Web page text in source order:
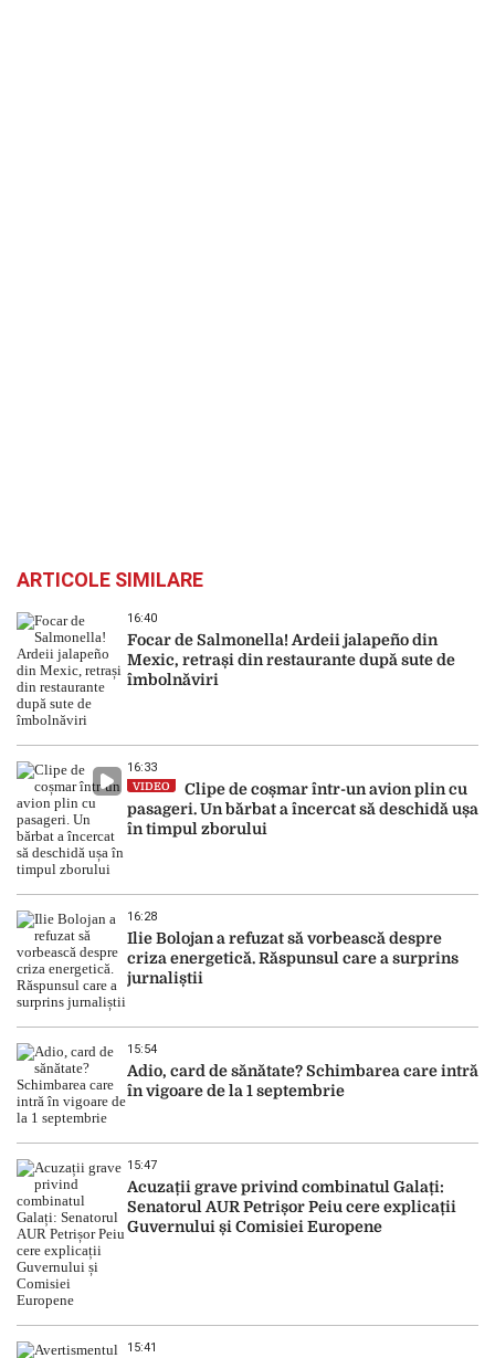
ARTICOLE SIMILARE
16:40
Focar de Salmonella! Ardeii jalapeño din
Mexic, retrași din restaurante după sute de
îmbolnăviri
16:33
VIDEO
Clipe de coșmar într-un avion plin cu
pasageri. Un bărbat a încercat să deschidă ușa
în timpul zborului
16:28
Ilie Bolojan a refuzat să vorbească despre
criza energetică. Răspunsul care a surprins
jurnaliștii
15:54
Adio, card de sănătate? Schimbarea care intră
în vigoare de la 1 septembrie
15:47
Acuzații grave privind combinatul Galați:
Senatorul AUR Petrișor Peiu cere explicații
Guvernului și Comisiei Europene
15:41